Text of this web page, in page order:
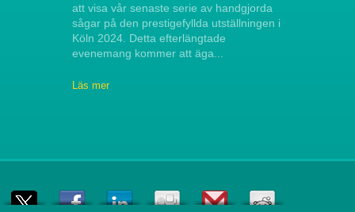
att visa vår senaste serie av handgjorda
sågar på den prestigefyllda utställningen i
Köln 2024. Detta efterlängtade
evenemang kommer att äga...
Läs mer